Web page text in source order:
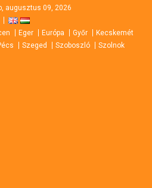
augusztus 09, 2026
Eger Európa Győr
Kecskemét
Szeged Szoboszló Szolnok